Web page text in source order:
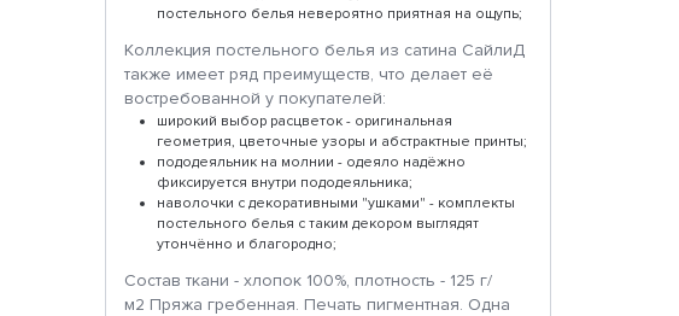
постельного белья невероятно приятная на ощупь;
Коллекция постельного белья из сатина СайлиД
также имеет ряд преимуществ, что делает её
востребованной у покупателей:
широкий выбор расцветок - оригинальная
геометрия, цветочные узоры и абстрактные принты;
пододеяльник на молнии - одеяло надёжно
фиксируется внутри пододеяльника;
наволочки с декоративными "ушками" - комплекты
постельного белья с таким декором выглядят
утончённо и благородно;
Состав ткани - хлопок 100%, плотность - 125 г/
м2 Пряжа гребенная. Печать пигментная. Одна